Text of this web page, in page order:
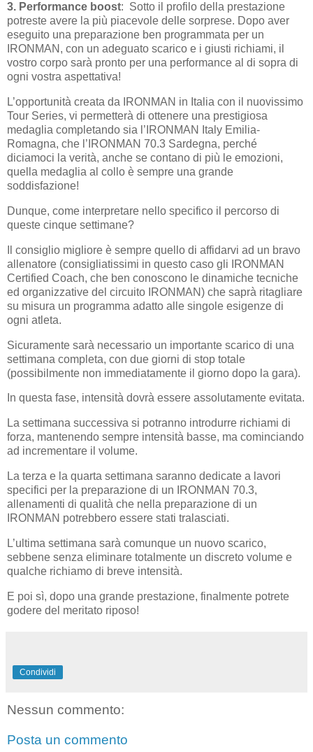
3. Performance boost: Sotto il profilo della prestazione
potreste avere la più piacevole delle sorprese. Dopo aver
eseguito una preparazione ben programmata per un
IRONMAN, con un adeguato scarico e i giusti richiami, il
vostro corpo sarà pronto per una performance al di sopra di
ogni vostra aspettativa!
L’opportunità creata da IRONMAN in Italia con il nuovissimo
Tour Series, vi permetterà di ottenere una prestigiosa
medaglia completando sia l’IRONMAN Italy Emilia-
Romagna, che l’IRONMAN 70.3 Sardegna, perché
diciamoci la verità, anche se contano di più le emozioni,
quella medaglia al collo è sempre una grande
soddisfazione!
Dunque, come interpretare nello specifico il percorso di
queste cinque settimane?
Il consiglio migliore è sempre quello di affidarvi ad un bravo
allenatore (consigliatissimi in questo caso gli IRONMAN
Certified Coach, che ben conoscono le dinamiche tecniche
ed organizzative del circuito IRONMAN) che saprà ritagliare
su misura un programma adatto alle singole esigenze di
ogni atleta.
Sicuramente sarà necessario un importante scarico di una
settimana completa, con due giorni di stop totale
(possibilmente non immediatamente il giorno dopo la gara).
In questa fase, intensità dovrà essere assolutamente evitata.
La settimana successiva si potranno introdurre richiami di
forza, mantenendo sempre intensità basse, ma cominciando
ad incrementare il volume.
La terza e la quarta settimana saranno dedicate a lavori
specifici per la preparazione di un IRONMAN 70.3,
allenamenti di qualità che nella preparazione di un
IRONMAN potrebbero essere stati tralasciati.
L’ultima settimana sarà comunque un nuovo scarico,
sebbene senza eliminare totalmente un discreto volume e
qualche richiamo di breve intensità.
E poi sì, dopo una grande prestazione, finalmente potrete
godere del meritato riposo!
Condividi
Nessun commento:
Posta un commento